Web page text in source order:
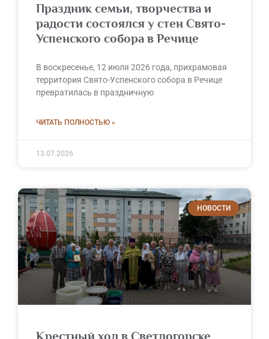
Праздник семьи, творчества и
радости состоялся у стен Свято-
Успенского собора в Речице
В воскресенье, 12 июля 2026 года, прихрамовая
территория Свято-Успенского собора в Речице
превратилась в праздничную
ЧИТАТЬ ПОЛНОСТЬЮ »
13.07.2026
НОВОСТИ
Крестный ход в Светлогорске